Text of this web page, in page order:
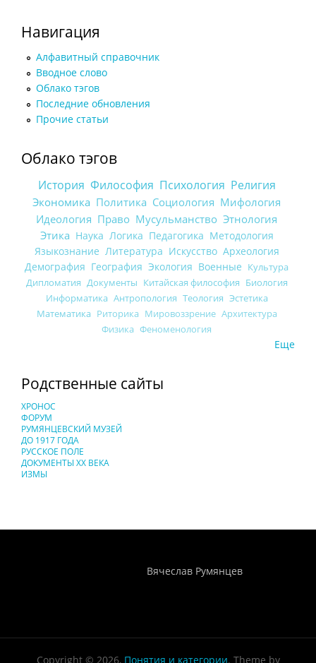
Навигация
Алфавитный справочник
Вводное слово
Облако тэгов
Последние обновления
Прочие статьи
Облако тэгов
История Философия Психология Религия
Экономика Политика Социология Мифология
Идеология Право Мусульманство Этнология
Этика Наука Логика Педагогика Методология
Языкознание Литература Искусство Археология
Демография География Экология Военные Культура
Дипломатия Документы Китайская философия Биология
Информатика Антропология Теология Эстетика
Математика Риторика Мировоззрение Архитектура
Физика Феноменология
Еще
Родственные сайты
ХРОНОС
ФОРУМ
РУМЯНЦЕВСКИЙ МУЗЕЙ
ДО 1917 ГОДА
РУССКОЕ ПОЛЕ
ДОКУМЕНТЫ XX ВЕКА
ИЗМЫ
Вячеслав Румянцев
Copyright © 2026, Понятия и категории. Theme by